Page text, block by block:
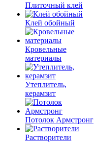
Плиточный клей
Клей обойный
Кровельные
материалы
Утеплитель,
керамзит
Потолок Армстронг
Растворители